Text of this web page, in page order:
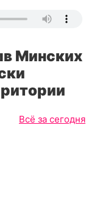
Минских
Всё за сегодня